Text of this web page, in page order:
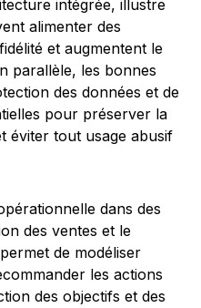
intégrée, illustre
alimenter des
et augmentent le
parallèle, les bonnes
des données et de
pour préserver la
éviter tout usage abusif
dans des
des ventes et le
de modéliser
les actions
des objectifs et des